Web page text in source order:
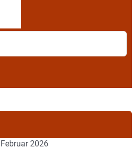
Februar 2026